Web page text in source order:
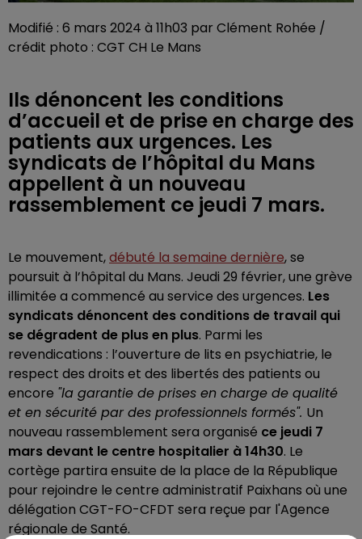
Modifié : 6 mars 2024 à 11h03 par Clément Rohée /
crédit photo : CGT CH Le Mans
Ils dénoncent les conditions
d’accueil et de prise en charge des
patients aux urgences. Les
syndicats de l’hôpital du Mans
appellent à un nouveau
rassemblement ce jeudi 7 mars.
Le mouvement,débuté la semaine dernière, se
poursuit à l’hôpital du Mans. Jeudi 29 février, une grève
illimitée a commencé au service des urgences. Les
syndicats dénoncent des conditions de travail qui
se dégradent de plus en plus. Parmi les
revendications : l’ouverture de lits en psychiatrie, le
respect des droits et des libertés des patients ou
encore "la garantie de prises en charge de qualité
et en sécurité par des professionnels formés". Un
nouveau rassemblement sera organisé ce jeudi 7
mars devant le centre hospitalier à 14h30. Le
cortège partira ensuite de la place de la République
pour rejoindre le centre administratif Paixhans où une
délégation CGT-FO-CFDT sera reçue par l'Agence
régionale de Santé.